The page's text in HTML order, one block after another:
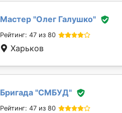
Мастер "Олег Галушко"
Рейтинг: 47 из 80
Харьков
Бригада "СМБУД"
Рейтинг: 47 из 80